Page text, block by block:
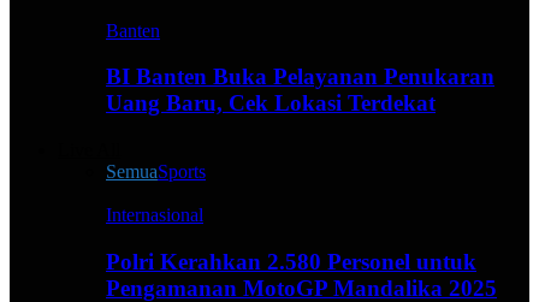
Banten
BI Banten Buka Pelayanan Penukaran
Uang Baru, Cek Lokasi Terdekat
SemuaSports
Internasional
Polri Kerahkan 2.580 Personel untuk
Pengamanan MotoGP Mandalika 2025